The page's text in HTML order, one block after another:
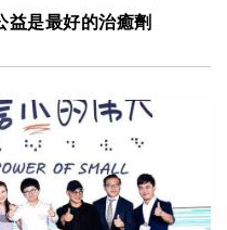
益是最好的治癒劑